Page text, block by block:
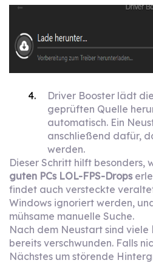
Driver Booster lädt
geprüften Quelle
automatisch. Ein
anschließend dafür,
werden.
Dieser Schritt hilft besonders,
guten PCs LOL-FPS-Drops
findet auch versteckte
Windows ignoriert werden,
mühsame manuelle Suche.
Nach dem Neustart sind viele
bereits verschwunden. Falls
Nächstes um störende